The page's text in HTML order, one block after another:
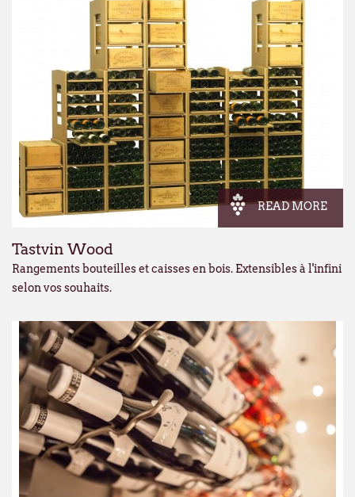
READ MORE
Tastvin Wood
Rangements bouteilles et caisses en bois. Extensibles à l'infini
selon vos souhaits.